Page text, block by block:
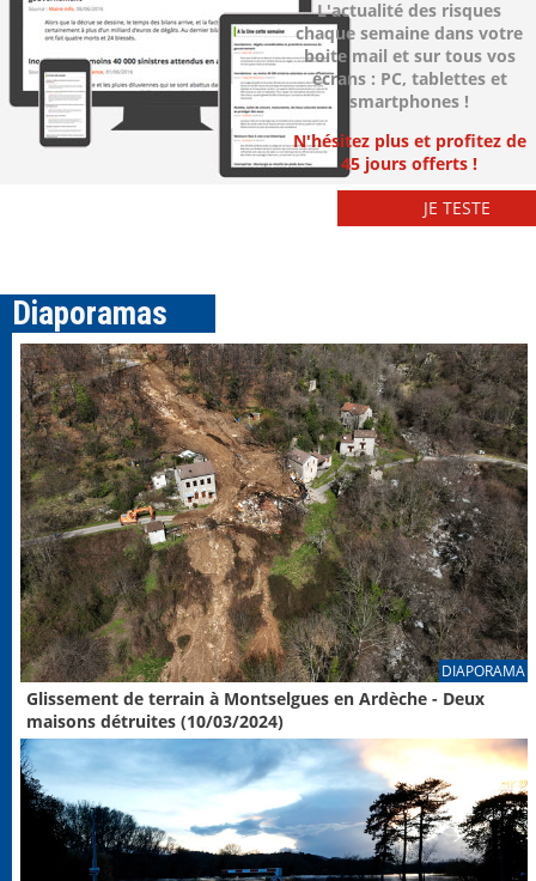
L'actualité des risques
chaque semaine dans votre
boite mail et sur tous vos
écrans : PC, tablettes et
smartphones !
N'hésitez plus et profitez de
45 jours offerts !
JE TESTE
Diaporamas
DIAPORAMA
Glissement de terrain à Montselgues en Ardèche - Deux
maisons détruites (10/03/2024)